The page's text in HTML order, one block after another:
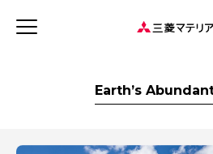
JP
連載記事 WITH
Earth’s